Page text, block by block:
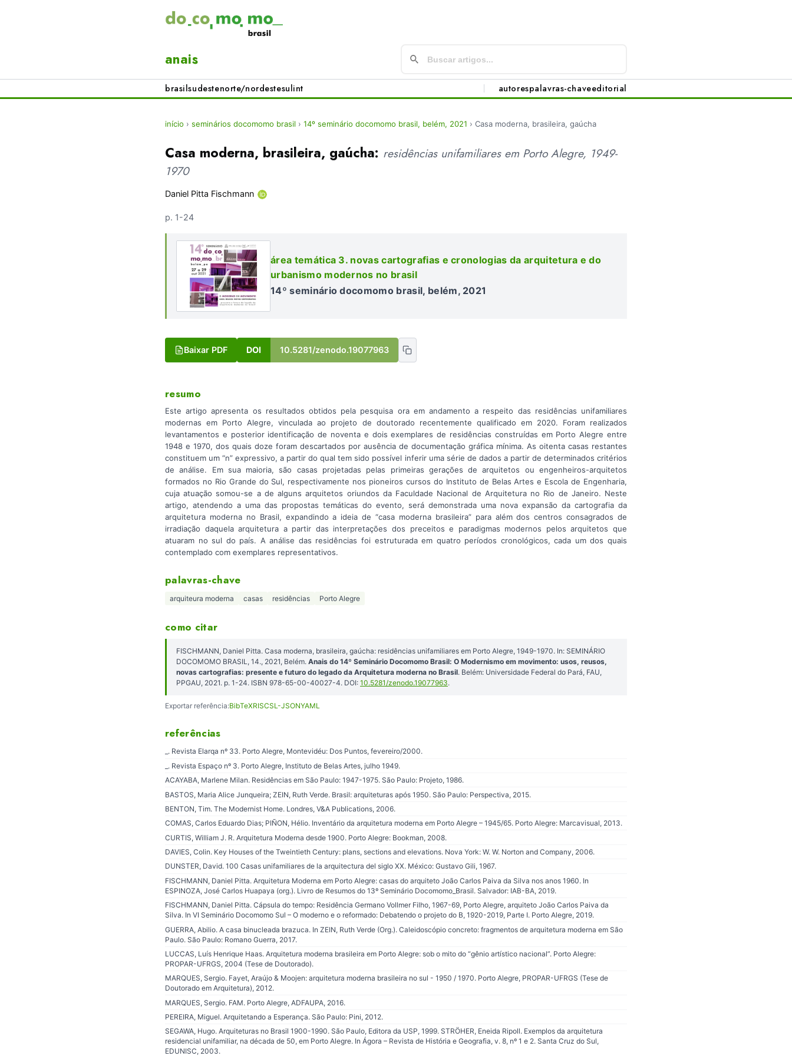
anais
brasilsudestenorte/nordestesulint autorespalavras-chaveeditorial
início › seminários docomomo brasil › 14º seminário docomomo brasil, belém, 2021 › Casa moderna, brasileira, gaúcha
Casa moderna, brasileira, gaúcha: residências unifamiliares em Porto Alegre, 1949-
1970
Daniel Pitta Fischmann
p. 1-24
área temática 3. novas cartografias e cronologias da arquitetura e do
urbanismo modernos no brasil
14º seminário docomomo brasil, belém, 2021
Baixar PDF DOI 10.5281/zenodo.19077963
resumo
Este artigo apresenta os resultados obtidos pela pesquisa ora em andamento a respeito das residências unifamiliares
modernas em Porto Alegre, vinculada ao projeto de doutorado recentemente qualificado em 2020. Foram realizados
levantamentos e posterior identificação de noventa e dois exemplares de residências construídas em Porto Alegre entre
1948 e 1970, dos quais doze foram descartados por ausência de documentação gráfica mínima. As oitenta casas restantes
constituem um “n” expressivo, a partir do qual tem sido possível inferir uma série de dados a partir de determinados critérios
de análise. Em sua maioria, são casas projetadas pelas primeiras gerações de arquitetos ou engenheiros-arquitetos
formados no Rio Grande do Sul, respectivamente nos pioneiros cursos do Instituto de Belas Artes e Escola de Engenharia,
cuja atuação somou-se a de alguns arquitetos oriundos da Faculdade Nacional de Arquitetura no Rio de Janeiro. Neste
artigo, atendendo a uma das propostas temáticas do evento, será demonstrada uma nova expansão da cartografia da
arquitetura moderna no Brasil, expandindo a ideia de “casa moderna brasileira” para além dos centros consagrados de
irradiação daquela arquitetura a partir das interpretações dos preceitos e paradigmas modernos pelos arquitetos que
atuaram no sul do país. A análise das residências foi estruturada em quatro períodos cronológicos, cada um dos quais
contemplado com exemplares representativos.
palavras-chave
arquiteura moderna casas residências Porto Alegre
como citar
FISCHMANN, Daniel Pitta. Casa moderna, brasileira, gaúcha: residências unifamiliares em Porto Alegre, 1949-1970. In: SEMINÁRIO
DOCOMOMO BRASIL, 14., 2021, Belém. Anais do 14º Seminário Docomomo Brasil: O Modernismo em movimento: usos, reusos,
novas cartografias: presente e futuro do legado da Arquitetura moderna no Brasil. Belém: Universidade Federal do Pará, FAU,
PPGAU, 2021. p. 1-24. ISBN 978-65-00-40027-4. DOI: 10.5281/zenodo.19077963.
Exportar referência:BibTeXRISCSL-JSONYAML
referências
_. Revista Elarqa nº 33. Porto Alegre, Montevidéu: Dos Puntos, fevereiro/2000.
_. Revista Espaço nº 3. Porto Alegre, Instituto de Belas Artes, julho 1949.
ACAYABA, Marlene Milan. Residências em São Paulo: 1947-1975. São Paulo: Projeto, 1986.
BASTOS, Maria Alice Junqueira; ZEIN, Ruth Verde. Brasil: arquiteturas após 1950. São Paulo: Perspectiva, 2015.
BENTON, Tim. The Modernist Home. Londres, V&A Publications, 2006.
COMAS, Carlos Eduardo Dias; PIÑON, Hélio. Inventário da arquitetura moderna em Porto Alegre – 1945/65. Porto Alegre: Marcavisual, 2013.
CURTIS, William J. R. Arquitetura Moderna desde 1900. Porto Alegre: Bookman, 2008.
DAVIES, Colin. Key Houses of the Tweintieth Century: plans, sections and elevations. Nova York: W. W. Norton and Company, 2006.
DUNSTER, David. 100 Casas unifamiliares de la arquitectura del siglo XX. México: Gustavo Gili, 1967.
FISCHMANN, Daniel Pitta. Arquitetura Moderna em Porto Alegre: casas do arquiteto João Carlos Paiva da Silva nos anos 1960. In
ESPINOZA, José Carlos Huapaya (org.). Livro de Resumos do 13º Seminário Docomomo_Brasil. Salvador: IAB-BA, 2019.
FISCHMANN, Daniel Pitta. Cápsula do tempo: Residência Germano Vollmer Filho, 1967-69, Porto Alegre, arquiteto João Carlos Paiva da
Silva. In VI Seminário Docomomo Sul – O moderno e o reformado: Debatendo o projeto do B, 1920-2019, Parte I. Porto Alegre, 2019.
GUERRA, Abilio. A casa binucleada brazuca. In ZEIN, Ruth Verde (Org.). Caleidoscópio concreto: fragmentos de arquitetura moderna em São
Paulo. São Paulo: Romano Guerra, 2017.
LUCCAS, Luís Henrique Haas. Arquitetura moderna brasileira em Porto Alegre: sob o mito do “gênio artístico nacional”. Porto Alegre:
PROPAR-UFRGS, 2004 (Tese de Doutorado).
MARQUES, Sergio. Fayet, Araújo & Moojen: arquitetura moderna brasileira no sul - 1950 / 1970. Porto Alegre, PROPAR-UFRGS (Tese de
Doutorado em Arquitetura), 2012.
MARQUES, Sergio. FAM. Porto Alegre, ADFAUPA, 2016.
PEREIRA, Miguel. Arquitetando a Esperança. São Paulo: Pini, 2012.
SEGAWA, Hugo. Arquiteturas no Brasil 1900-1990. São Paulo, Editora da USP, 1999. STRÖHER, Eneida Ripoll. Exemplos da arquitetura
residencial unifamiliar, na década de 50, em Porto Alegre. In Ágora – Revista de História e Geografia, v. 8, nº 1 e 2. Santa Cruz do Sul,
EDUNISC, 2003.